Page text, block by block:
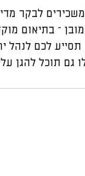
לבקר
– בתיאום
לכם לנהל
גם תוכל להגן